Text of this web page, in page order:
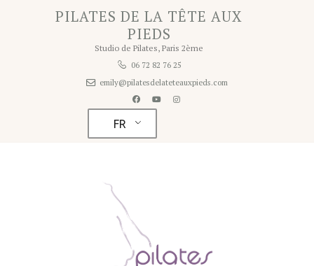
PILATES DE LA TÊTE AUX
PIEDS
Studio de Pilates, Paris 2ème
06 72 82 76 25
emily@pilatesdelateteauxpieds.com
FR
PILATES DE LA TÊTE AUX PIEDS
Studio de Pilates à Paris 2ème
Home
Tarifs
Planning
Contact